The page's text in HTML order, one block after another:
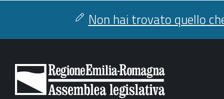
Non hai trovato quello